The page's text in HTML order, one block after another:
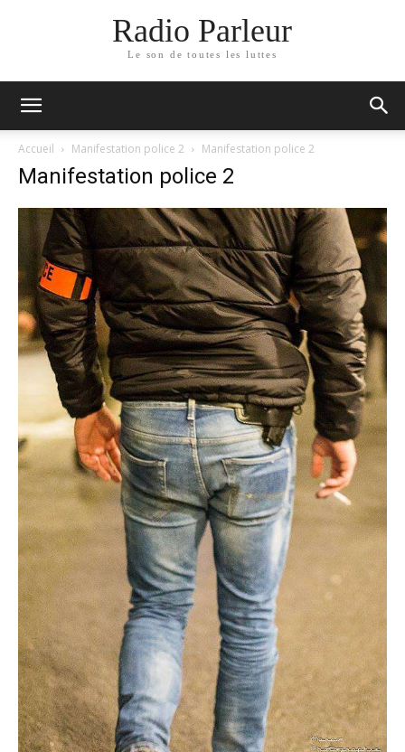
Radio Parleur
Le son de toutes les luttes
Accueil Manifestation police 2 Manifestation police 2
Manifestation police 2